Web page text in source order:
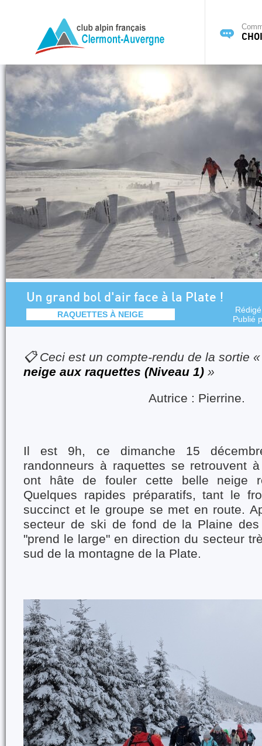
Un grand bol d'air face à la Plate !
RAQUETTES À NEIGE
Publié
📋 Ceci est un compte-rendu de la sortie
neige aux raquettes (Niveau 1) »
Autrice : Pierrine.
Il est 9h, ce dimanche 15
randonneurs à raquettes se retrouvent
ont hâte de fouler cette belle neige
Quelques rapides préparatifs, tant le
succinct et le groupe se met en route.
secteur de ski de fond de la Plaine
"prend le large" en direction du secteur
sud de la montagne de la Plate.